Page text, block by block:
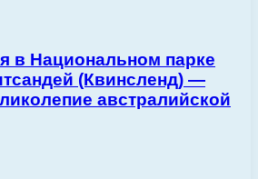
в Национальном парке
(Квинсленд) —
австралийской